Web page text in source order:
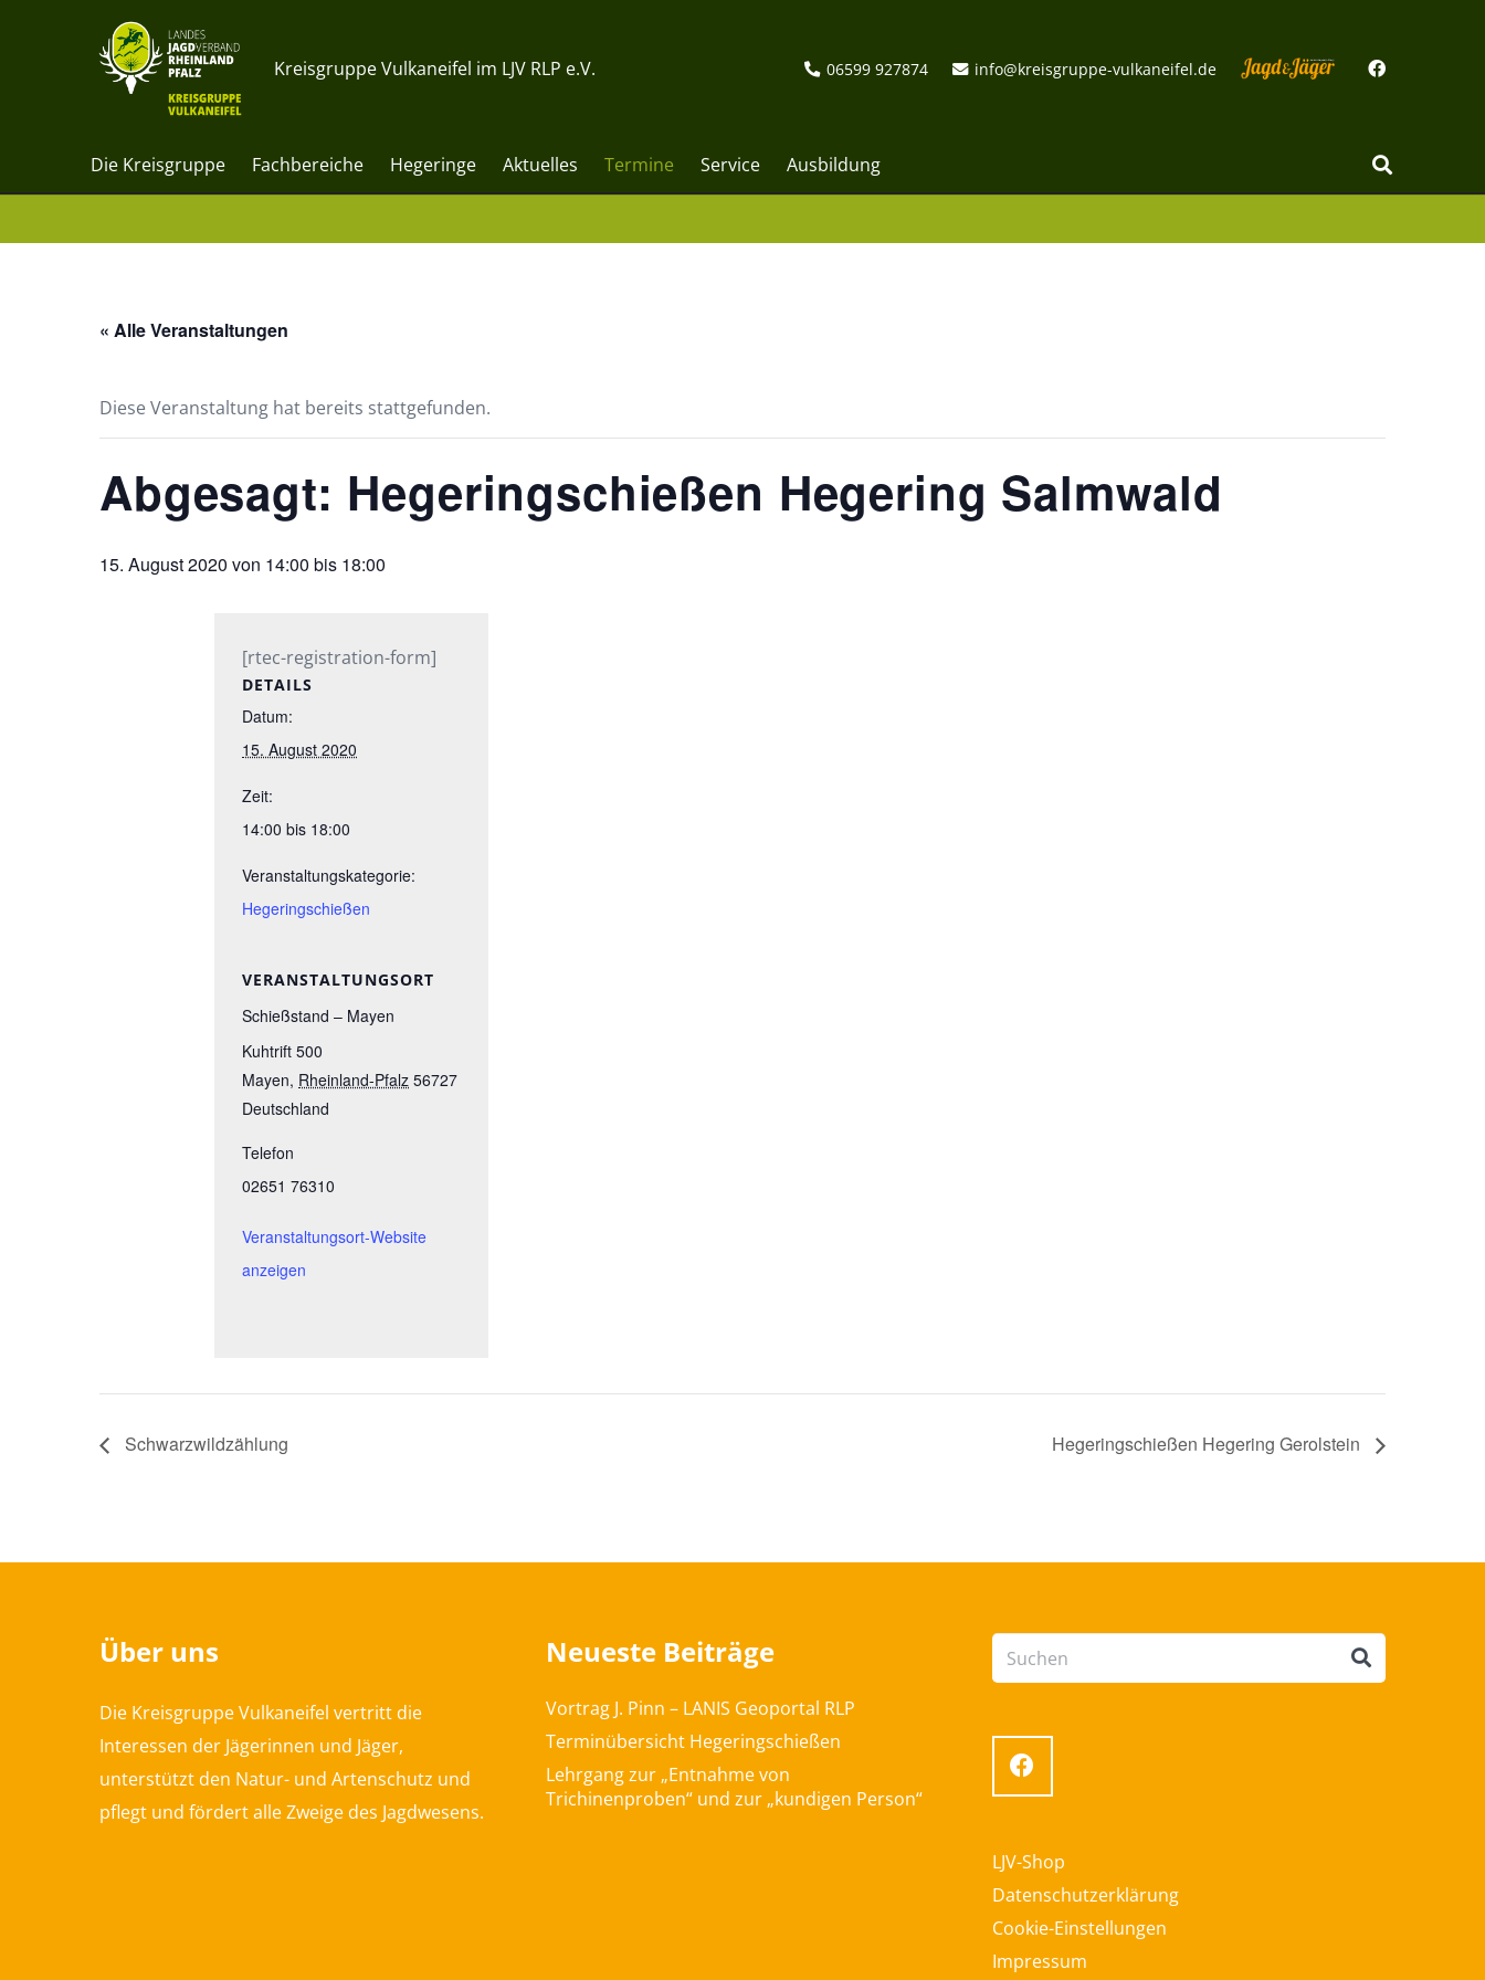
Kreisgruppe Vulkaneifel im LJV RLP e.V. 06599 927874 info@kreisgruppe-vulkaneifel.de
Die Kreisgruppe Fachbereiche Hegeringe Aktuelles Termine Service Ausbildung
« Alle Veranstaltungen
Diese Veranstaltung hat bereits stattgefunden.
Abgesagt: Hegeringschießen Hegering Salmwald
15. August 2020 von 14:00 bis 18:00
[rtec-registration-form]
DETAILS
Datum:
15. August 2020
Zeit:
14:00 bis 18:00
Veranstaltungskategorie:
Hegeringschießen
VERANSTALTUNGSORT
Schießstand – Mayen
Kuhtrift 500
Mayen, Rheinland-Pfalz 56727
Deutschland
Telefon
02651 76310
Veranstaltungsort-Website
anzeigen
Schwarzwildzählung Hegeringschießen Hegering Gerolstein
Über uns
Die Kreisgruppe Vulkaneifel vertritt die
Interessen der Jägerinnen und Jäger,
unterstützt den Natur- und Artenschutz und
pflegt und fördert alle Zweige des Jagdwesens.
Neueste Beiträge
Vortrag J. Pinn – LANIS Geoportal RLP
Terminübersicht Hegeringschießen
Lehrgang zur „Entnahme von
Trichinenproben“ und zur „kundigen Person“
LJV-Shop
Datenschutzerklärung
Cookie-Einstellungen
Impressum